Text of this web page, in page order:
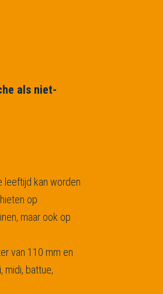
als niet-
leeftijd kan worden
op
maar ook op
van 110 mm en
midi, battue,